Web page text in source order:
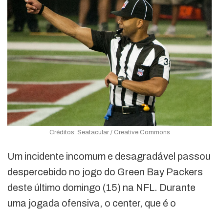
Créditos: Seatacular / Creative Commons
Um incidente incomum e desagradável passou
despercebido no jogo do Green Bay Packers
deste último domingo (15) na NFL. Durante
uma jogada ofensiva, o center, que é o